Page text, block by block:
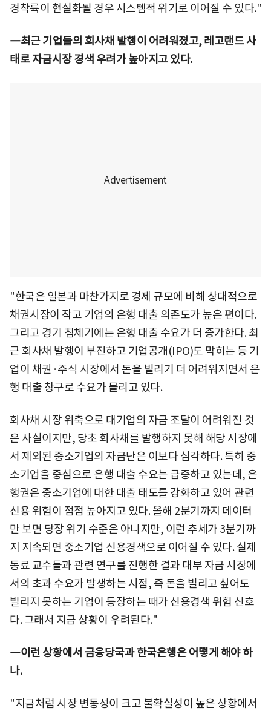
경착륙이 현실화될 경우 시스템적 위기로 이어질 수 있다."
―최근 기업들의 회사채 발행이 어려워졌고, 레고랜드 사
태로 자금시장 경색 우려가 높아지고 있다.
"한국은 일본과 마찬가지로 경제 규모에 비해 상대적으로
채권시장이 작고 기업의 은행 대출 의존도가 높은 편이다.
그리고 경기 침체기에는 은행 대출 수요가 더 증가한다. 최
근 회사채 발행이 부진하고 기업공개(IPO)도 막히는 등 기
업이 채권·주식 시장에서 돈을 빌리기 더 어려워지면서 은
행 대출 창구로 수요가 몰리고 있다.
회사채 시장 위축으로 대기업의 자금 조달이 어려워진 것
은 사실이지만, 당초 회사채를 발행하지 못해 해당 시장에
서 제외된 중소기업의 자금난은 이보다 심각하다. 특히 중
소기업을 중심으로 은행 대출 수요는 급증하고 있는데, 은
행권은 중소기업에 대한 대출 태도를 강화하고 있어 관련
신용 위험이 점점 높아지고 있다. 올해 2분기까지 데이터
만 보면 당장 위기 수준은 아니지만, 이런 추세가 3분기까
지 지속되면 중소기업 신용경색으로 이어질 수 있다. 실제
동료 교수들과 관련 연구를 진행한 결과 대부 자금 시장에
서의 초과 수요가 발생하는 시점, 즉 돈을 빌리고 싶어도
빌리지 못하는 기업이 등장하는 때가 신용경색 위험 신호
다. 그래서 지금 상황이 우려된다."
―이런 상황에서 금융당국과 한국은행은 어떻게 해야 하
나.
"지금처럼 시장 변동성이 크고 불확실성이 높은 상황에서